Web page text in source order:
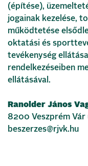
(építése),
jogainak kezelése,
működtetése
oktatási és
tevékenység
rendelkezéseiben
ellátásával.
Ranolder János
8200 Veszprém Vár
beszerzes@rjvk.hu